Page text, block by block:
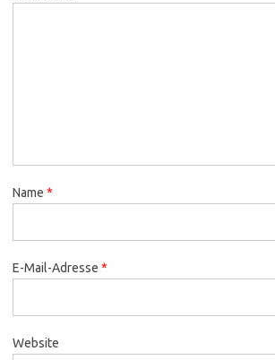
Name *
E-Mail-Adresse *
Website